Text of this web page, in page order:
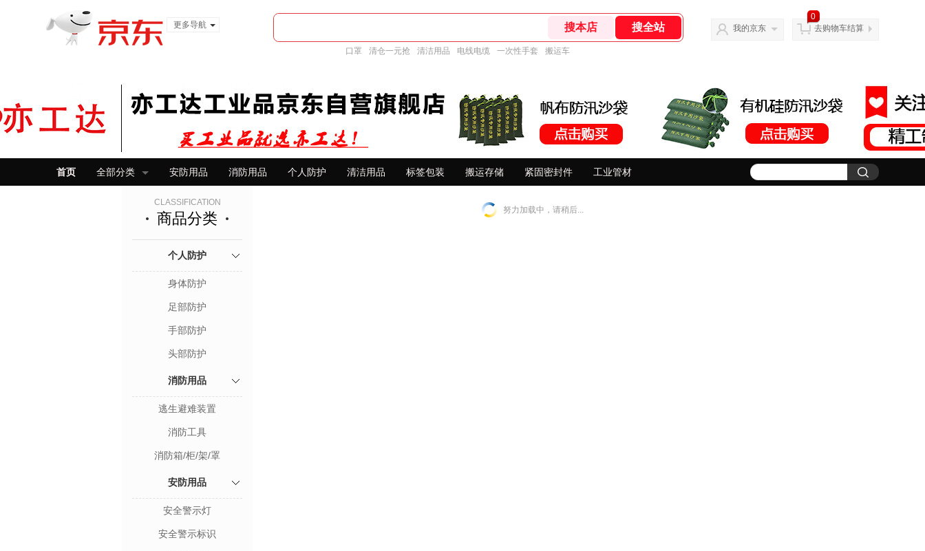
更多导航
口罩 清仓一元抢 清洁用品 电线电缆 一次性手套 搬运车
我的京东
0
去购物车结算
首页 全部分类 安防用品 消防用品 个人防护 清洁用品 标签包装 搬运存储 紧固密封件 工业管材
CLASSIFICATION
商品分类
个人防护
身体防护
足部防护
手部防护
头部防护
消防用品
逃生避难装置
消防工具
消防箱/柜/架/罩
安防用品
安全警示灯
安全警示标识
努力加载中，请稍后...